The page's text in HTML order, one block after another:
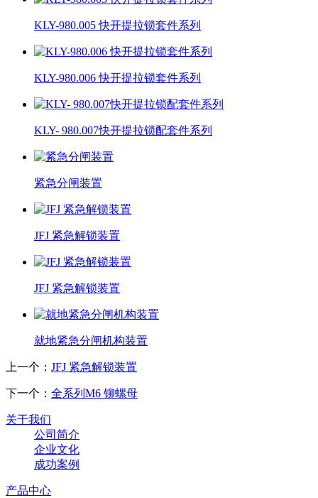
KLY-980.005 快开提拉锁套件系列
KLY-980.006 快开提拉锁套件系列
KLY- 980.007快开提拉锁配套件系列
紧急分闸装置
JFJ 紧急解锁装置
JFJ 紧急解锁装置
就地紧急分闸机构装置
上一个： JFJ 紧急解锁装置
下一个： 全系列M6 铆螺母
关于我们
公司简介
企业文化
成功案例
产品中心